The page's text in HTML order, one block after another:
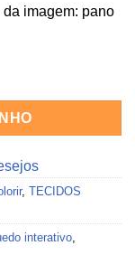
imagem: pano
, TECIDOS
interativo,